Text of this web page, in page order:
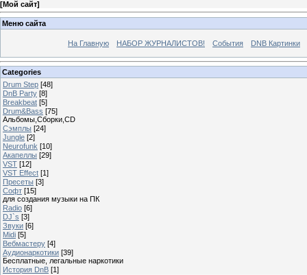
[Мой сайт]
Меню сайта
На Главную НАБОР ЖУРНАЛИСТОВ! События DNB Картинки
Categories
Drum Step [48]
DnB Party [8]
Breakbeat [5]
Drum&Bass [75]
Альбомы,Сборки,CD
Сэмплы [24]
Jungle [2]
Neurofunk [10]
Акапеллы [29]
VST [12]
VST Effect [1]
Пресеты [3]
Софт [15]
для создания музыки на ПК
Radio [6]
DJ`s [3]
Звуки [6]
Midi [5]
Вебмастеру [4]
Аудионаркотики [39]
Бесплатные, легальные наркотики
История DnB [1]